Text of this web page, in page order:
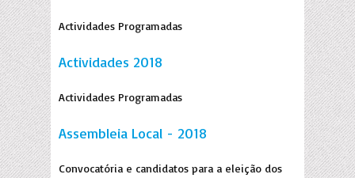
Actividades Programadas
Actividades 2018
Actividades Programadas
Assembleia Local - 2018
Convocatória e candidatos para a eleição dos